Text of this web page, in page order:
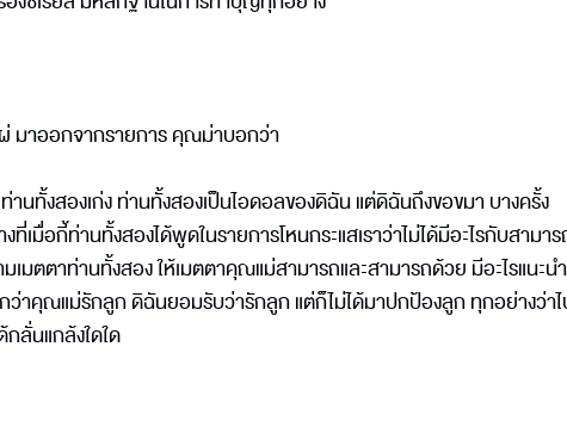
มาออกจากรายการ คุณม่าบอกว่า
นทั้งสองเก่ง ท่านทั้งสองเป็นไอดอลของดิฉัน แต่ดิฉันถึงขอขมา บางครั้ง
เมื่อกี้ท่านทั้งสองได้พูดในรายการโหนกระแสเราว่าไม่ได้มีอะไรกับสามา
เมตตาท่านทั้งสอง ให้เมตตาคุณแม่สามารถและสามารถด้วย มีอะไรแนะนำ
ว่าคุณแม่รักลูก ดิฉันยอมรับว่ารักลูก แต่ก็ไม่ได้มาปกป้องลูก ทุกอย่างว่า
ลั่นแกล้งใดใด